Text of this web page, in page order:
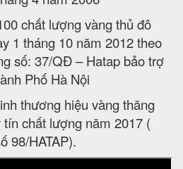
chất lượng vàng thủ đô
1 tháng 10 năm 2012 theo
số: 37/QĐ – Hatap bảo trợ
Phố Hà Nội
thương hiệu vàng thăng
chất lượng năm 2017 (
98/HATAP).